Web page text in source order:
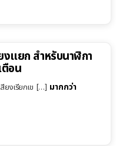
งแยก สำหรับนาฬิกา
ตือน
ยงเรียกเข […] มากกว่า